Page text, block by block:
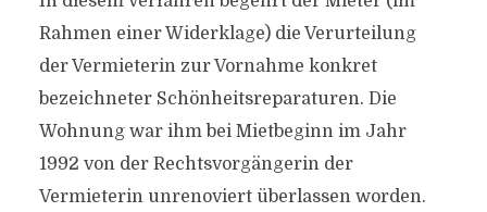
Rahmen einer Widerklage) die Verurteilung
der Vermieterin zur Vornahme konkret
bezeichneter Schönheitsreparaturen. Die
Wohnung war ihm bei Mietbeginn im Jahr
1992 von der Rechtsvorgängerin der
Vermieterin unrenoviert überlassen worden.